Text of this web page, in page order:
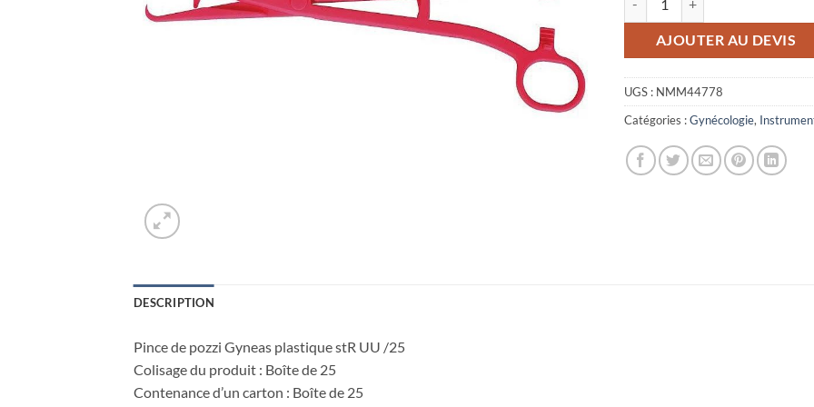
AJOUTER AU DEVIS
UGS : NMM44778
Catégories :Gynécologie,
DESCRIPTION
Pince de pozzi Gyneas plastique stR UU /25
Colisage du produit : Boîte de 25
Contenance d’un carton : Boîte de 25